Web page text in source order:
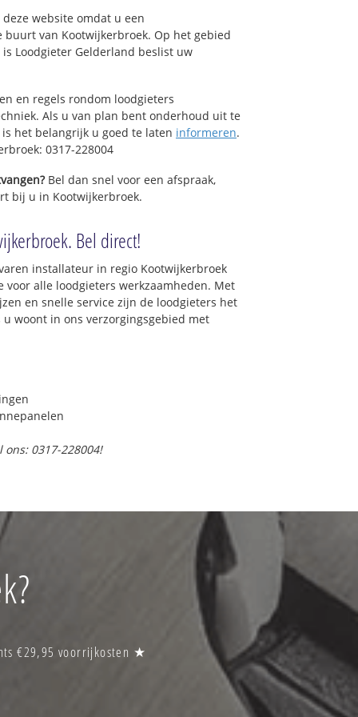
website omdat u een
van Kootwijkerbroek. Op het gebied
is Loodgieter Gelderland beslist uw
en regels rondom loodgieters
Als u van plan bent onderhoud uit te
het belangrijk u goed te laten informeren.
0317-228004
Bel dan snel voor een afspraak,
bij u in Kootwijkerbroek.
Bel direct!
installateur in regio Kootwijkerbroek
voor alle loodgieters werkzaamheden. Met
en snelle service zijn de loodgieters het
woont in ons verzorgingsgebied met
ons: 0317-228004!
€29,95 voorrijkosten ★